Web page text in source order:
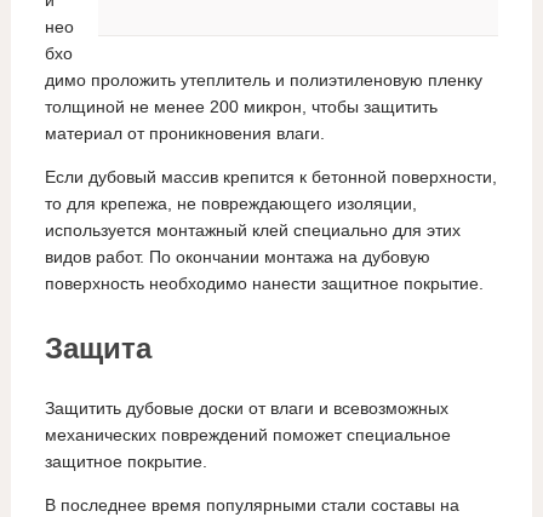
нео
бхо
димо проложить утеплитель и полиэтиленовую пленку
толщиной не менее 200 микрон, чтобы защитить
материал от проникновения влаги.
Если дубовый массив крепится к бетонной поверхности,
то для крепежа, не повреждающего изоляции,
используется монтажный клей специально для этих
видов работ. По окончании монтажа на дубовую
поверхность необходимо нанести защитное покрытие.
Защита
Защитить дубовые доски от влаги и всевозможных
механических повреждений поможет специальное
защитное покрытие.
В последнее время популярными стали составы на